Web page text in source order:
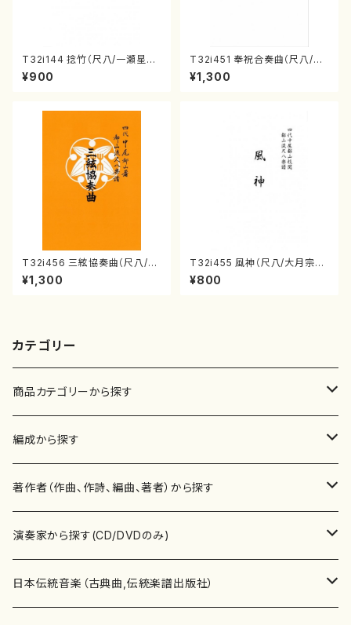
T32i144 捻竹（尺八/一瀬星山/
尺八/都山式譜）都山流公刊楽譜
曲番:593
¥900
T32i451 奉祝合奏曲（尺八/久
本玄智/楽譜）都山流公刊楽譜曲
番:2158
¥1,300
T32i456 三絃協奏曲（尺八/中
能島欣一/楽譜）都山流公刊楽譜
曲番:2164
¥1,300
T32i455 風神（尺八/大月宗明/
楽譜）都山:2162
¥800
カテゴリー
商品カテゴリーから探す
楽譜
書籍
書籍
テキストブック
CD・DVD
チケット
編成から探す
邦楽器
箏・琴（ソロ）
箏・琴（合奏）
合唱
混声合唱
歌・声
著作者（作曲、作詩、編曲、著者）から探す
あ行
青木省三(アオキ ショウゾウ)
か行
演奏家から探す(CD/DVDのみ)
邦楽（箏、三味線、尺八等）演奏家
日本伝統音楽（古典曲,伝統楽譜出版社）